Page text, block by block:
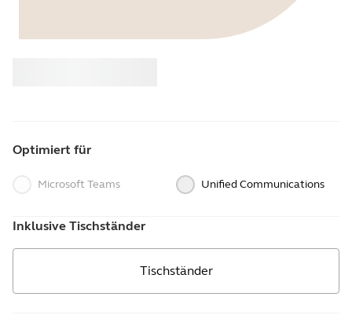
Optimiert für
Microsoft Teams Unified Communications
Inklusive Tischständer
Tischständer